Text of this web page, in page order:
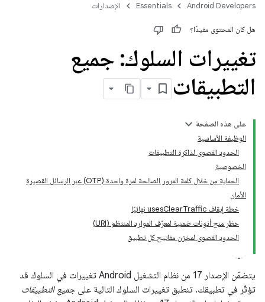
Android Developers
Essentials الإصدارات
هل كان المحتوى مفيدًا؟
تغييرات السلوك: جميع
التطبيقات
على هذه الصفحة
الوظيفة الأساسية
الحدود القصوى لذاكرة التطبيقات
الخصوصية
الحماية من خلال كلمة المرور الصالحة لمرة واحدة (OTP) عبر الرسائل القصيرة
الأمان
خطة إيقاف usesClearTraffic نهائيًا
حظر منح أذونات ضمنية لمعرّف الموارد المنتظم (URI)
الحدود القصوى لمخزن مفاتيح كل تطبيق
يتضمّن الإصدار 17 من نظام التشغيل Android تغييرات في السلوك قد
تؤثّر في تطبيقك. تنطبق تغييرات السلوك التالية على جميع التطبيقات